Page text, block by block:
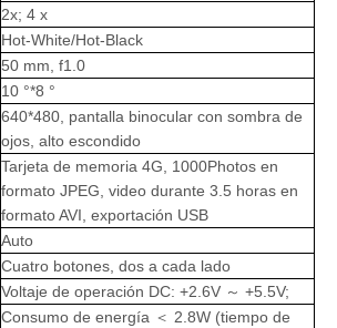
2x; 4 x
Hot-White/Hot-Black
50 mm, f1.0
10 °*8 °
640*480, pantalla binocular con sombra de
ojos, alto escondido
Tarjeta de memoria 4G, 1000Photos en
formato JPEG, video durante 3.5 horas en
formato AVI, exportación USB
Auto
Cuatro botones, dos a cada lado
Voltaje de operación DC: +2.6V ～ +5.5V;
Consumo de energía ＜ 2.8W (tiempo de